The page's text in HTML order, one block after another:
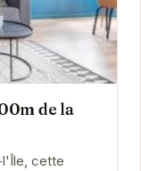
de la
cette